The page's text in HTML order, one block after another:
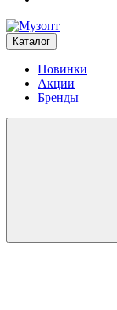
Каталог
Новинки
Акции
Бренды